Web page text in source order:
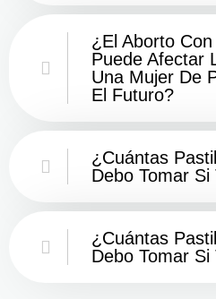
¿El Aborto
Puede Afectar
Una Mujer De
El Futuro?
¿Cuántas
Debo Tomar
¿Cuántas
Debo Tomar